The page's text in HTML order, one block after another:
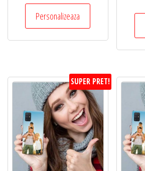
Personalizeaza
SUPER PRET!